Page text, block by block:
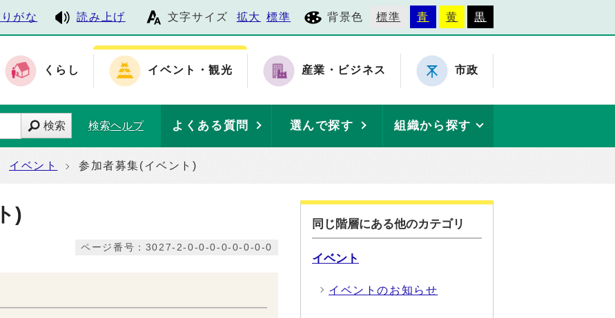
がな 読み上げ 文字サイズ 拡大 標準 背景色 標準 青 黄 黒
くらし イベント・観光 産業・ビジネス 市政
検索 検索ヘルプ よくある質問 選んで探す 組織から探す
イベント 参加者募集(イベント)
)
ページ番号：3027-2-0-0-0-0-0-0-0-0
同じ階層にある他のカテゴリ
イベント
イベントのお知らせ